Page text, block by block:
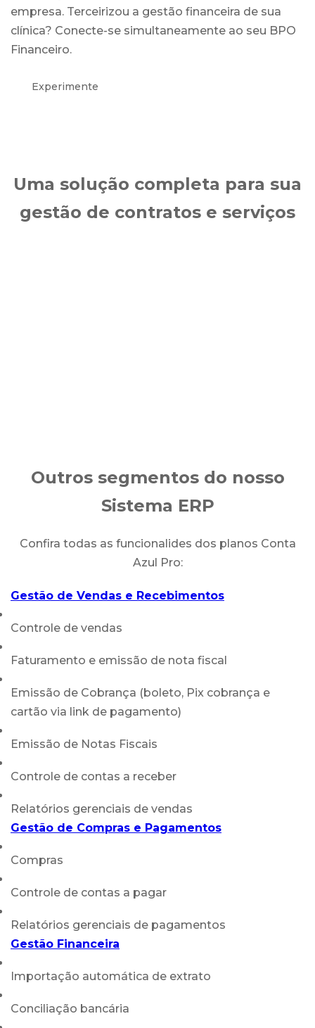
empresa. Terceirizou a gestão financeira de sua
clínica? Conecte-se simultaneamente ao seu BPO
Financeiro.
Experimente
Uma solução completa para sua
gestão de contratos e serviços
Outros segmentos do nosso
Sistema ERP
Confira todas as funcionalides dos planos Conta
Azul Pro:
Gestão de Vendas e Recebimentos
Controle de vendas
Faturamento e emissão de nota fiscal
Emissão de Cobrança (boleto, Pix cobrança e
cartão via link de pagamento)
Emissão de Notas Fiscais
Controle de contas a receber
Relatórios gerenciais de vendas
Gestão de Compras e Pagamentos
Compras
Controle de contas a pagar
Relatórios gerenciais de pagamentos
Gestão Financeira
Importação automática de extrato
Conciliação bancária